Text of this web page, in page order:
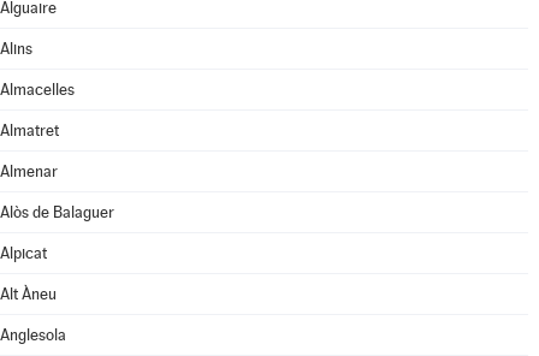
Alguaire
Alins
Almacelles
Almatret
Almenar
Alòs de Balaguer
Alpicat
Alt Àneu
Anglesola